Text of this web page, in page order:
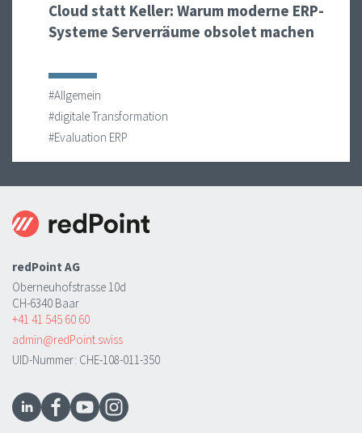
Cloud statt Keller: Warum moderne ERP-
Systeme Serverräume obsolet machen
#Allgemein
#digitale Transformation
#Evaluation ERP
redPoint AG
Oberneuhofstrasse 10d
CH-6340 Baar
+41 41 545 60 60
admin@redPoint.swiss
UID-Nummer: CHE-108-011-350